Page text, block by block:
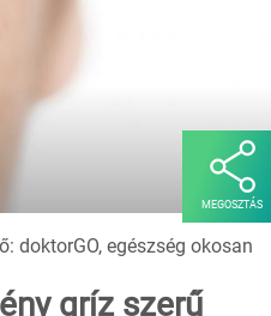
MEGOSZTÁS
doktorGO, egészség okosan
gríz szerű